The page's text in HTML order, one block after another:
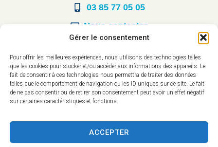
Gérer le consentement
Pour offrir les meilleures expériences, nous utilisons des technologies telles
que les cookies pour stocker et/ou accéder aux informations des appareils. Le
fait de consentir à ces technologies nous permettra de traiter des données
telles que le comportement de navigation ou les ID uniques sur ce site. Le fait
de ne pas consentir ou de retirer son consentement peut avoir un effet négatif
sur certaines caractéristiques et fonctions.
ACCEPTER
03 85 77 05 05
Nous contacter
Du lundi au vendredi :
8h30 à 12h00